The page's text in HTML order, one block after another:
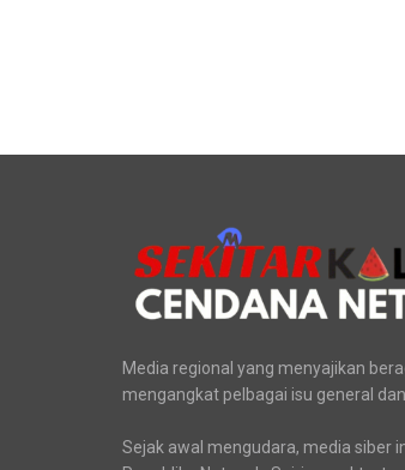
Media regional yang menyajikan
mengangkat pelbagai isu general
Sejak awal mengudara, media siber